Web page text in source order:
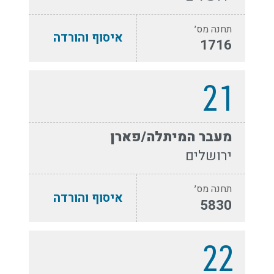
תחנה מס׳
1716 איסוף והורדה
21
מעבר המיתלה/פארן
ירושלים
תחנה מס׳
5830 איסוף והורדה
22